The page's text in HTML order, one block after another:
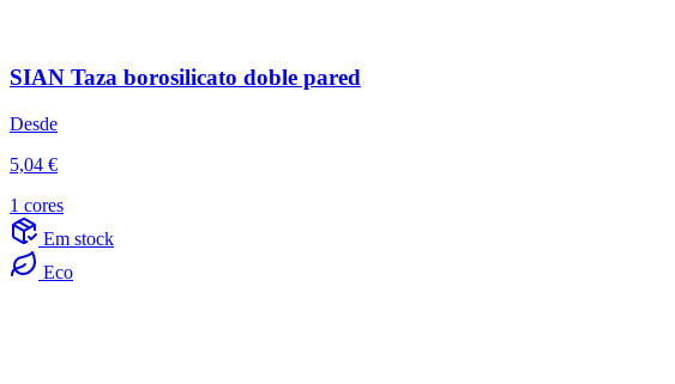
SIAN Taza borosilicato doble pared
Desde
5,04 €
1 cores
Em stock
Eco